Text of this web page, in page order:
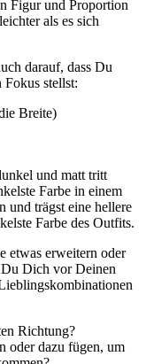
Figur und Proportion
als es sich
darauf, dass Du
stellst:
Breite)
und matt tritt
Farbe in einem
und trägst eine hellere
Farbe des Outfits.
erweitern oder
Dich vor Deinen
Richtung?
oder dazu fügen, um